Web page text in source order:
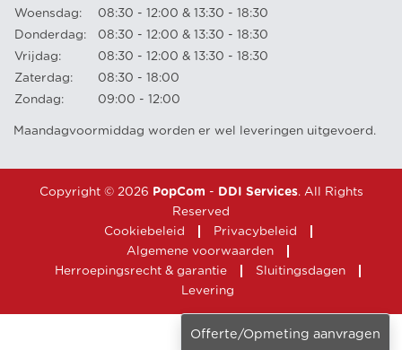
Offerte/Opmeting aanvragen
Woensdag:
08:30 - 12:00 & 13:30 - 18:30
Donderdag:
08:30 - 12:00 & 13:30 - 18:30
Vrijdag:
08:30 - 12:00 & 13:30 - 18:30
Zaterdag:
08:30 - 18:00
Zondag:
09:00 - 12:00
Maandagvoormiddag worden er wel leveringen uitgevoerd.
Copyright © 2026 PopCom - DDI Services. All Rights
Reserved
Cookiebeleid
Privacybeleid
Algemene voorwaarden
Herroepingsrecht & garantie
Sluitingsdagen
Levering